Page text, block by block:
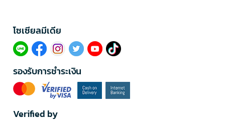
โซเซียลมีเดีย​
รองรับการชำระเงิน
Verified by